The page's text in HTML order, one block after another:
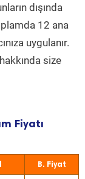
dışında
12 ana
uygulanır.
size
Fiyatı